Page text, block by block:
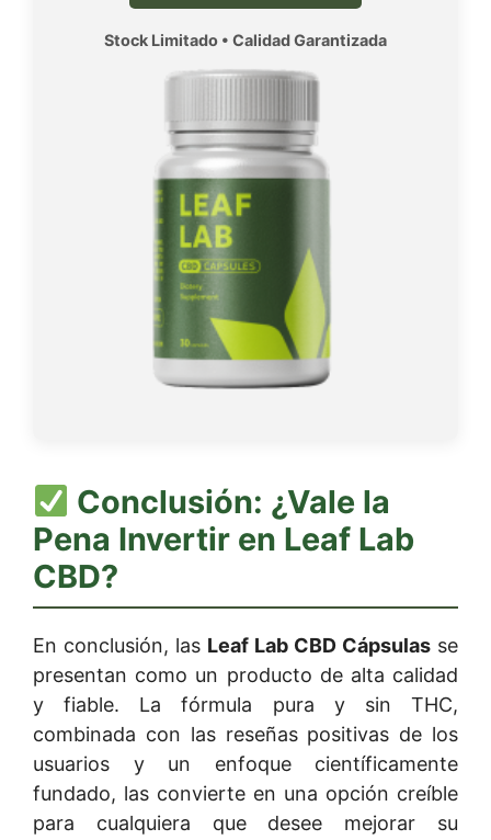
Stock Limitado • Calidad Garantizada
Conclusión: ¿Vale la
Pena Invertir en Leaf Lab
CBD?
En conclusión, las Leaf Lab CBD Cápsulas se
presentan como un producto de alta calidad
y fiable. La fórmula pura y sin THC,
combinada con las reseñas positivas de los
usuarios y un enfoque científicamente
fundado, las convierte en una opción creíble
para cualquiera que desee mejorar su